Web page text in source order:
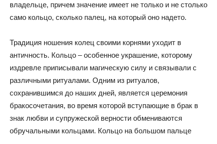
владельце, причем значение имеет не только и не столько
само кольцо, сколько палец, на который оно надето.
Традиция ношения колец своими корнями уходит в
античность. Кольцо – особенное украшение, которому
издревле приписывали магическую силу и связывали с
различными ритуалами. Одним из ритуалов,
сохранившимся до наших дней, является церемония
бракосочетания, во время которой вступающие в брак в
знак любви и супружеской верности обмениваются
обручальными кольцами. Кольцо на большом пальце